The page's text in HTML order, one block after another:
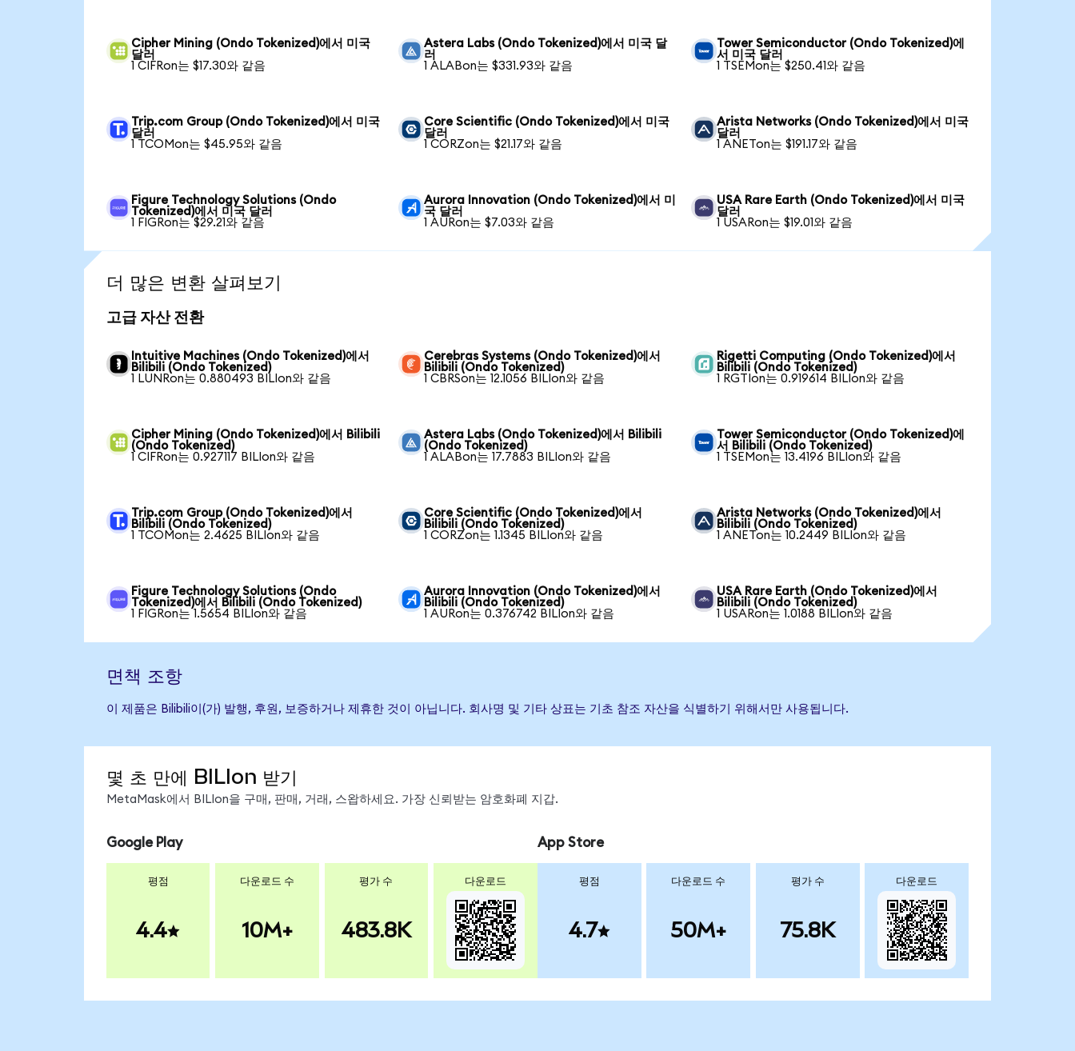
Cipher Mining (Ondo Tokenized)에서 미국
달러
1 CIFRon는 $17.30와 같음
Astera Labs (Ondo Tokenized)에서 미국 달
러
1 ALABon는 $331.93와 같음
Tower Semiconductor (Ondo Tokenized)에
서 미국 달러
1 TSEMon는 $250.41와 같음
Trip.com Group (Ondo Tokenized)에서 미국
달러
1 TCOMon는 $45.95와 같음
Core Scientific (Ondo Tokenized)에서 미국
달러
1 CORZon는 $21.17와 같음
Arista Networks (Ondo Tokenized)에서 미국
달러
1 ANETon는 $191.17와 같음
Figure Technology Solutions (Ondo
Tokenized)에서 미국 달러
1 FIGRon는 $29.21와 같음
Aurora Innovation (Ondo Tokenized)에서 미
국 달러
1 AURon는 $7.03와 같음
USA Rare Earth (Ondo Tokenized)에서 미국
달러
1 USARon는 $19.01와 같음
더 많은 변환 살펴보기
고급 자산 전환
Intuitive Machines (Ondo Tokenized)에서
Bilibili (Ondo Tokenized)
1 LUNRon는 0.880493 BILIon와 같음
Cerebras Systems (Ondo Tokenized)에서
Bilibili (Ondo Tokenized)
1 CBRSon는 12.1056 BILIon와 같음
Rigetti Computing (Ondo Tokenized)에서
Bilibili (Ondo Tokenized)
1 RGTIon는 0.919614 BILIon와 같음
Cipher Mining (Ondo Tokenized)에서 Bilibili
(Ondo Tokenized)
1 CIFRon는 0.927117 BILIon와 같음
Astera Labs (Ondo Tokenized)에서 Bilibili
(Ondo Tokenized)
1 ALABon는 17.7883 BILIon와 같음
Tower Semiconductor (Ondo Tokenized)에
서 Bilibili (Ondo Tokenized)
1 TSEMon는 13.4196 BILIon와 같음
Trip.com Group (Ondo Tokenized)에서
Bilibili (Ondo Tokenized)
1 TCOMon는 2.4625 BILIon와 같음
Core Scientific (Ondo Tokenized)에서
Bilibili (Ondo Tokenized)
1 CORZon는 1.1345 BILIon와 같음
Arista Networks (Ondo Tokenized)에서
Bilibili (Ondo Tokenized)
1 ANETon는 10.2449 BILIon와 같음
Figure Technology Solutions (Ondo
Tokenized)에서 Bilibili (Ondo Tokenized)
1 FIGRon는 1.5654 BILIon와 같음
Aurora Innovation (Ondo Tokenized)에서
Bilibili (Ondo Tokenized)
1 AURon는 0.376742 BILIon와 같음
USA Rare Earth (Ondo Tokenized)에서
Bilibili (Ondo Tokenized)
1 USARon는 1.0188 BILIon와 같음
면책 조항
이 제품은 Bilibili이(가) 발행, 후원, 보증하거나 제휴한 것이 아닙니다. 회사명 및 기타 상표는 기초 참조 자산을 식별하기 위해서만 사용됩니다.
몇 초 만에 BILIon 받기
MetaMask에서 BILIon을 구매, 판매, 거래, 스왑하세요. 가장 신뢰받는 암호화폐 지갑.
Google Play
평점
4.4
다운로드 수
10M+
평가 수
483.8K
다운로드
App Store
평점
4.7
다운로드 수
50M+
평가 수
75.8K
다운로드